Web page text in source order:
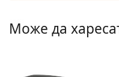
Prada
Може да